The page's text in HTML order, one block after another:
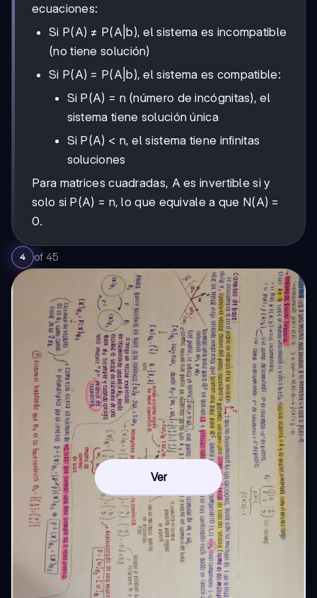
ecuaciones:
Si P(A) ≠ P(A|b), el sistema es incompatible
(no tiene solución)
Si P(A) = P(A|b), el sistema es compatible:
Si P(A) = n (número de incógnitas), el
sistema tiene solución única
Si P(A) < n, el sistema tiene infinitas
soluciones
Para matrices cuadradas, A es invertible si y
solo si P(A) = n, lo que equivale a que N(A) =
0.
4 of 45
Ver